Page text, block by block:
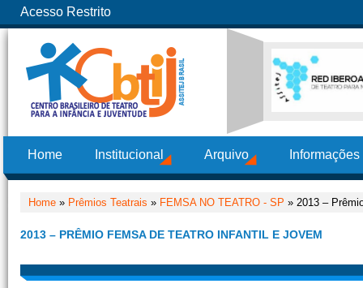
Acesso Restrito
Home Institucional Arquivo
Home » Prêmios Teatrais » FEMSA NO TEATRO - SP » 2013 –
2013 – PRÊMIO FEMSA DE TEATRO INFANTIL E JOVEM